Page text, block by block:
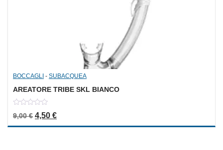
BOCCAGLI - SUBACQUEA
AREATORE TRIBE SKL BIANCO
out
of
9,00€ Il prezzo originale era: 9,00 €.
4,50 €Il prezzo attuale è: 4,50 €.